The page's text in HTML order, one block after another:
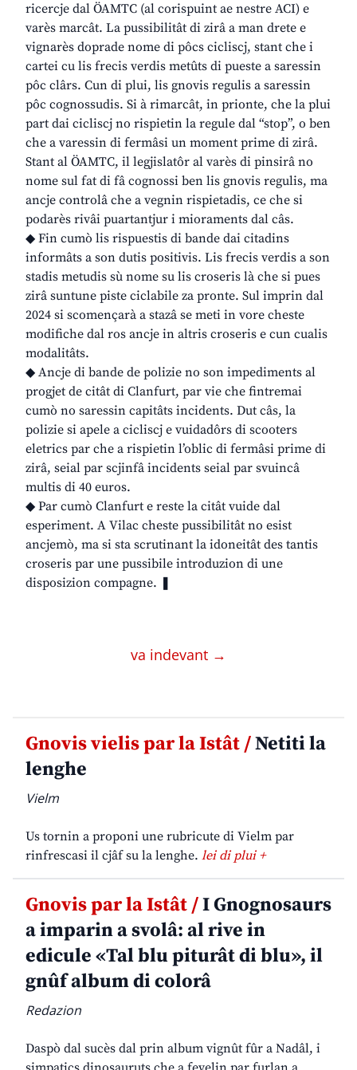
ricercje dal ÖAMTC (al corispuint ae nestre ACI) e
varès marcât. La pussibilitât di zirâ a man drete e
vignarès doprade nome di pôcs cicliscj, stant che i
cartei cu lis frecis verdis metûts di pueste a saressin
pôc clârs. Cun di plui, lis gnovis regulis a saressin
pôc cognossudis. Si à rimarcât, in prionte, che la plui
part dai cicliscj no rispietin la regule dal “stop”, o ben
che a varessin di fermâsi un moment prime di zirâ.
Stant al ÖAMTC, il legjislatôr al varès di pinsirâ no
nome sul fat di fâ cognossi ben lis gnovis regulis, ma
ancje controlâ che a vegnin rispietadis, ce che si
podarès rivâi puartantjur i mioraments dal câs.
◆ Fin cumò lis rispuestis di bande dai citadins
informâts a son dutis positivis. Lis frecis verdis a son
stadis metudis sù nome su lis croseris là che si pues
zirâ suntune piste ciclabile za pronte. Sul imprin dal
2024 si scomençarà a stazâ se meti in vore cheste
modifiche dal ros ancje in altris croseris e cun cualis
modalitâts.
◆ Ancje di bande de polizie no son impediments al
progjet de citât di Clanfurt, par vie che fintremai
cumò no saressin capitâts incidents. Dut câs, la
polizie si apele a cicliscj e vuidadôrs di scooters
eletrics par che a rispietin l’oblic di fermâsi prime di
zirâ, seial par scjinfâ incidents seial par svuincâ
multis di 40 euros.
◆ Par cumò Clanfurt e reste la citât vuide dal
esperiment. A Vilac cheste pussibilitât no esist
ancjemò, ma si sta scrutinant la idoneitât des tantis
croseris par une pussibile introduzion di une
disposizion compagne. ❚
va indevant →
Gnovis vielis par la Istât /Netiti la
lenghe
Vielm
Us tornin a proponi une rubricute di Vielm par
rinfrescasi il cjâf su la lenghe. lei di plui +
Gnovis par la Istât /I Gnognosaurs
a imparin a svolâ: al rive in
edicule «Tal blu piturât di blu», il
gnûf album di colorâ
Redazion
Daspò dal sucès dal prin album vignût fûr a Nadâl, i